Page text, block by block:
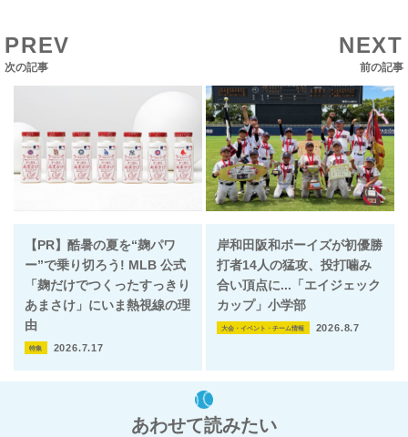
PREV
次の記事
NEXT
前の記事
【PR】酷暑の夏を“麹パワ
ー”で乗り切ろう! MLB 公式
「麹だけでつくったすっきり
あまさけ」にいま熱視線の理
由
特集 2026.7.17
岸和田阪和ボーイズが初優勝
打者14人の猛攻、投打噛み
合い頂点に...「エイジェック
カップ」小学部
大会・イベント・チーム情報 2026.8.7
あわせて読みたい